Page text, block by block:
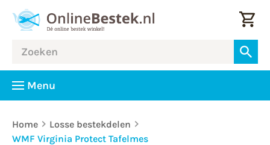
Menu
Home
Losse bestekdelen
WMF Virginia Protect Tafelmes